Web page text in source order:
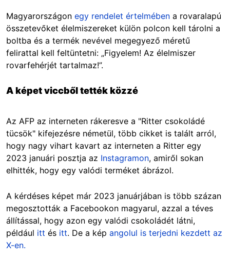
Magyarországon egy rendelet értelmében a rovaralapú
összetevőket élelmiszereket külön polcon kell tárolni a
boltba és a termék nevével megegyező méretű
felirattal kell feltüntetni: „Figyelem! Az élelmiszer
rovarfehérjét tartalmaz!”.
A képet viccből tették közzé
Az AFP az interneten rákeresve a "Ritter csokoládé
tücsök" kifejezésre németül, több cikket is talált arról,
hogy nagy vihart kavart az interneten a Ritter egy
2023 januári posztja az Instagramon, amiről sokan
elhitték, hogy egy valódi terméket ábrázol.
A kérdéses képet már 2023 januárjában is több százan
megosztották a Facebookon magyarul, azzal a téves
állítással, hogy azon egy valódi csokoládét látni,
például itt és itt. De a kép angolul is terjedni kezdett az
X-en.